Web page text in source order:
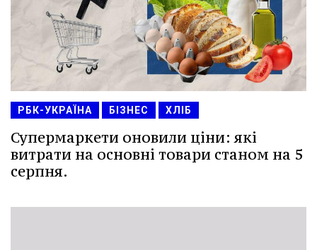
РБК-УКРАЇНА БІЗНЕС ХЛІБ
Супермаркети оновили ціни: які
витрати на основні товари станом на 5
серпня.